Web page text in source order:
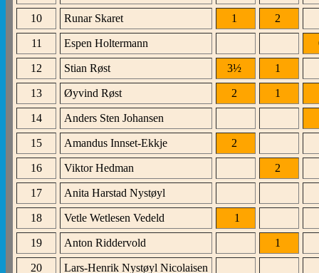
10 Runar Skaret 1 2
11 Espen Holtermann
12 Stian Røst 3½ 1
13 Øyvind Røst 2 1
14 Anders Sten Johansen
15 Amandus Innset-Ekkje 2
16 Viktor Hedman 2
17 Anita Harstad Nystøyl
18 Vetle Wetlesen Vedeld 1
19 Anton Riddervold 1
20 Lars-Henrik Nystøyl Nicolaisen